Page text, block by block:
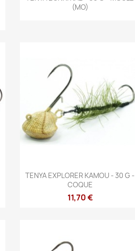
(MO)
Aperçu rapide
TENYA EXPLORER KAMOU - 30 G -
COQUE
11,70 €